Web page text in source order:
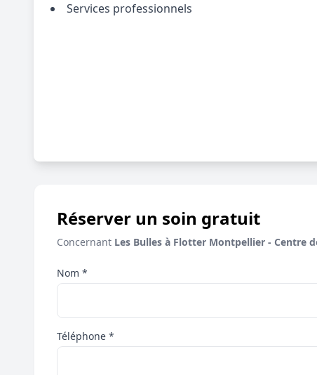
Services professionnels
Réserver un soin gratuit
Concernant Les Bulles à Flotter Montpellier - Centre
Nom *
Téléphone *